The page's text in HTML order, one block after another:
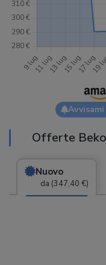
Offerte
Nuovo
da (347,40 €)